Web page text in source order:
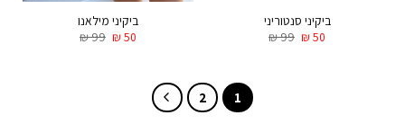
ביקיני סנטוריני
₪99 ₪50
ביקיני מילאנו
₪99 ₪50
1
2